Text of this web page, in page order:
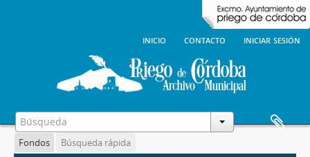
inicio contacto iniciar sesión
Fondos Búsqueda rápida